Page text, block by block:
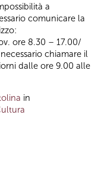
a
comunicare la
ore 8.30 – 17.00/
chiamare il
dalle ore 9.00 alle
in